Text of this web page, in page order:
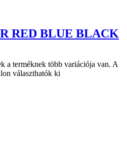
RED BLUE BLACK
a terméknek több variációja van. A
választhatók ki